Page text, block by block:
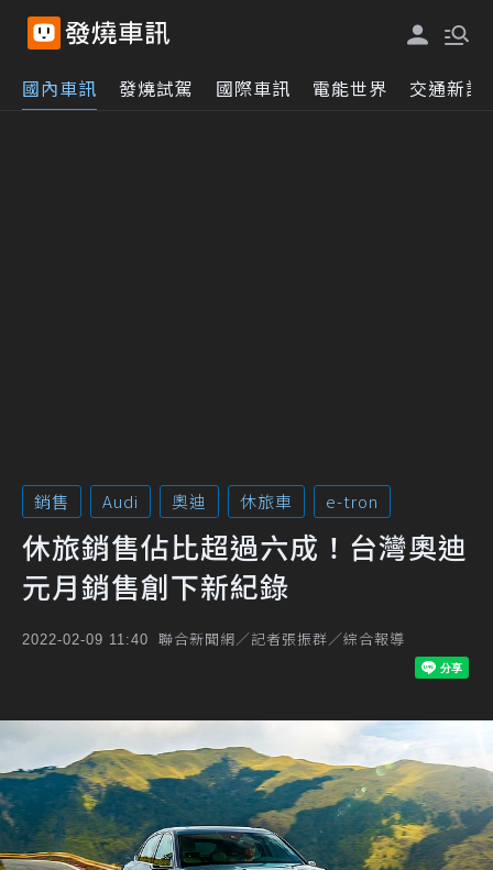
國內車訊 發燒試駕 國際車訊 電能世界 交通新訊
銷售 Audi 奧迪 休旅車 e-tron
休旅銷售佔比超過六成！台灣奧迪
元月銷售創下新紀錄
2022-02-09 11:40 聯合新聞網／記者張振群／綜合報導